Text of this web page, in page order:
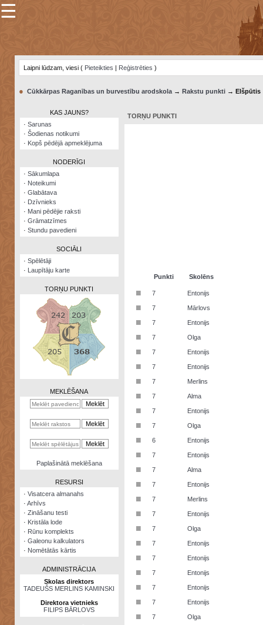
×
Šodienas
notikumi
Visatcera
almanahs
Arhīvs
Zināšanu
kalkulators
Nomētātās
☰
Laipni lūdzam, viesi ( Pieteikties | Reģistrēties )
● Cūkkārpas Raganības un burvestību arodskola→ Rakstu punkti→ Elšpūtis
KAS JAUNS?
· Sarunas
· Šodienas notikumi
· Kopš pēdējā apmeklējuma
NODERĪGI
· Sākumlapa
· Noteikumi
· Glabātava
· Dzīvnieks
· Mani pēdējie raksti
· Grāmatzīmes
· Stundu pavedieni
SOCIĀLI
· Spēlētāji
· Laupītāju karte
TORŅU PUNKTI
MEKLĒŠANA
Paplašinātā meklēšana
RESURSI
· Visatcera almanahs
· Arhīvs
· Zināšanu testi
· Kristāla lode
· Rūnu komplekts
· Galeonu kalkulators
· Nomētātās kārtis
ADMINISTRĀCIJA
Skolas direktors
TADEUŠS MERLINS KAMINSKI
Direktora vietnieks
FILIPS BĀRLOVS
TORŅU PUNKTI
Punkti Skolēns
■ 7 Entonijs
■ 7 Mārlovs
■ 7 Entonijs
■ 7 Olga
■ 7 Entonijs
■ 7 Entonijs
■ 7 Merlins
■ 7 Alma
■ 7 Entonijs
■ 7 Olga
■ 6 Entonijs
■ 7 Entonijs
■ 7 Alma
■ 7 Entonijs
■ 7 Merlins
■ 7 Entonijs
■ 7 Olga
■ 7 Entonijs
■ 7 Entonijs
■ 7 Entonijs
■ 7 Entonijs
■ 7 Entonijs
■ 7 Olga